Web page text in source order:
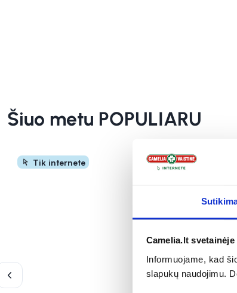
Camelia.lt
Informuojame, kad
slapukų naudojimu.
Šiuo metu POPULIARU
Tik internete